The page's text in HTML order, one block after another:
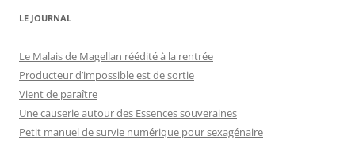
LE JOURNAL
Le Malais de Magellan réédité à la rentrée
Producteur d’impossible est de sortie
Vient de paraître
Une causerie autour des Essences souveraines
Petit manuel de survie numérique pour sexagénaire